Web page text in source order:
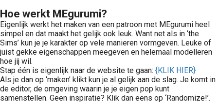
Hoe werkt MEgurumi?
Eigenlijk werkt het maken van een patroon met MEgurumi heel
simpel en dat maakt het gelijk ook leuk. Want net als in ‘the
Sims’ kun je je karakter op vele manieren vormgeven. Leuke of
juist gekke eigenschappen meegeven en helemaal modelleren
hoe jij wil.
Stap één is eigenlijk naar de website te gaan: {KLIK HIER}
Als je dan op ‘maken’ klikt kun je al gelijk aan de slag. Je komt in
de editor, de omgeving waarin je je eigen pop kunt
samenstellen. Geen inspiratie? Klik dan eens op ‘Randomize!’.